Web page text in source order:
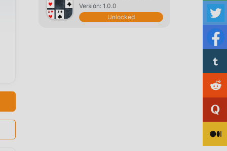
Versión: 1.0.0
Unlocked